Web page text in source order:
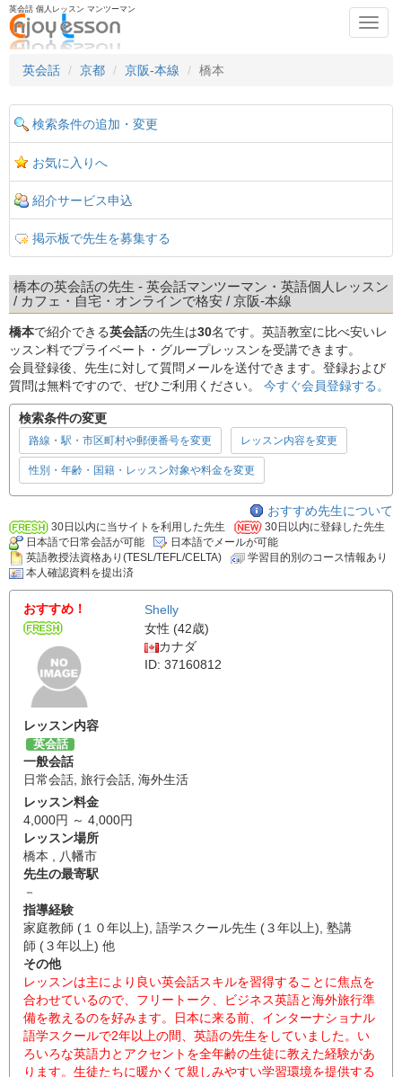
英会話 個人レッスン マンツーマン
英会話
京都 京阪-本線 橋本
検索条件の追加・変更
お気に入りへ
紹介サービス申込
掲示板で先生を募集する
橋本の英会話の先生 - 英会話マンツーマン・英語個人レッスン
/ カフェ・自宅・オンラインで格安 / 京阪-本線
橋本で紹介できる英会話の先生は30名です。英語教室に比べ安いレ
ッスン料でプライベート・グループレッスンを受講できます。
会員登録後、先生に対して質問メールを送付できます。登録および
質問は無料ですので、ぜひご利用ください。 今すぐ会員登録する。
検索条件の変更
路線・駅・市区町村や郵便番号を変更 レッスン内容を変更
性別・年齢・国籍・レッスン対象や料金を変更
おすすめ先生について
30日以内に当サイトを利用した先生
30日以内に登録した先生
日本語で日常会話が可能
日本語でメールが可能
英語教授法資格あり(TESL/TEFL/CELTA)
学習目的別のコース情報あり
本人確認資料を提出済
おすすめ！
Shelly
女性 (42歳)
カナダ
ID: 37160812
レッスン内容
英会話
一般会話
日常会話, 旅行会話, 海外生活
レッスン料金
4,000円 ～ 4,000円
レッスン場所
橋本 , 八幡市
先生の最寄駅
－
指導経験
家庭教師 (１０年以上), 語学スクール先生 (３年以上), 塾講
師 (３年以上) 他
その他
レッスンは主により良い英会話スキルを習得することに焦点を
合わせているので、フリートーク、ビジネス英語と海外旅行準
備を教えるのを好みます。日本に来る前、インターナショナル
語学スクールで2年以上の間、英語の先生をしていました。い
ろいろな英語力とアクセントを全年齢の生徒に教えた経験があ
ります。生徒たちに暖かくて親しみやすい学習環境を提供する